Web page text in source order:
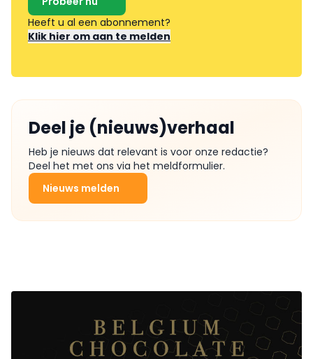
Heeft u al een abonnement?
Klik hier om aan te melden
Deel je (nieuws)verhaal
Heb je nieuws dat relevant is voor onze redactie?
Deel het met ons via het meldformulier.
Nieuws melden